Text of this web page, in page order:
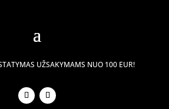
UŽSAKYMAMS NUO 100 EUR!